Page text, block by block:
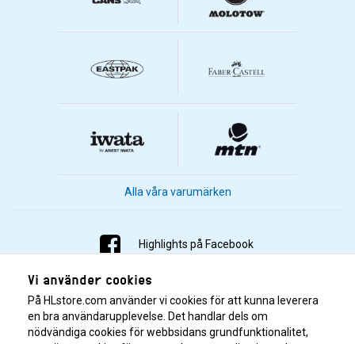
Alla våra varumärken
Highlights på Facebook
Highlights på Instagram
Highlights på Youtube
Vi använder cookies
På HLstore.com använder vi cookies för att kunna leverera
en bra användarupplevelse. Det handlar dels om
nödvändiga cookies för webbsidans grundfunktionalitet,